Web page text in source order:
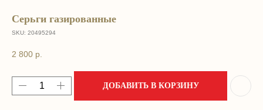
Серьги газированные
SKU: 20495294
2 800 р.
ДОБАВИТЬ В КОРЗИНУ